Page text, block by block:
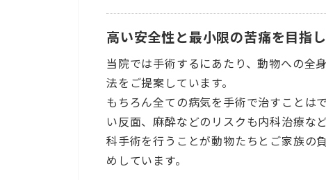
高い安全性と最小限の苦痛を目指
当院では手術するにあたり、動物への全
法をご提案しています。
もちろん全ての病気を手術で治すことは
い反面、麻酔などのリスクも内科治療な
科手術を行うことが動物たちとご家族の
めしています。